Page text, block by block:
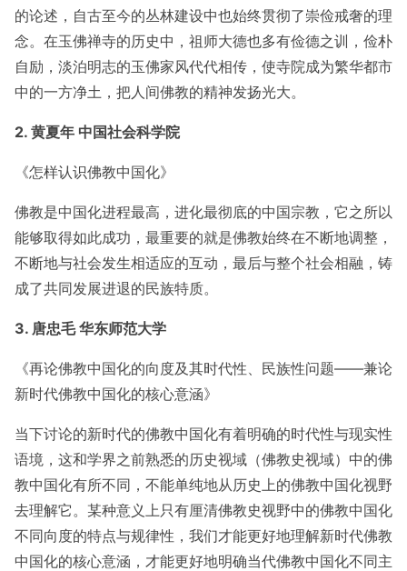
的论述，自古至今的丛林建设中也始终贯彻了崇俭戒奢的理
念。在玉佛禅寺的历史中，祖师大德也多有俭德之训，俭朴
自励，淡泊明志的玉佛家风代代相传，使寺院成为繁华都市
中的一方净土，把人间佛教的精神发扬光大。
2. 黄夏年 中国社会科学院
《怎样认识佛教中国化》
佛教是中国化进程最高，进化最彻底的中国宗教，它之所以
能够取得如此成功，最重要的就是佛教始终在不断地调整，
不断地与社会发生相适应的互动，最后与整个社会相融，铸
成了共同发展进退的民族特质。
3. 唐忠毛 华东师范大学
《再论佛教中国化的向度及其时代性、民族性问题——兼论
新时代佛教中国化的核心意涵》
当下讨论的新时代的佛教中国化有着明确的时代性与现实性
语境，这和学界之前熟悉的历史视域（佛教史视域）中的佛
教中国化有所不同，不能单纯地从历史上的佛教中国化视野
去理解它。某种意义上只有厘清佛教史视野中的佛教中国化
不同向度的特点与规律性，我们才能更好地理解新时代佛教
中国化的核心意涵，才能更好地明确当代佛教中国化不同主